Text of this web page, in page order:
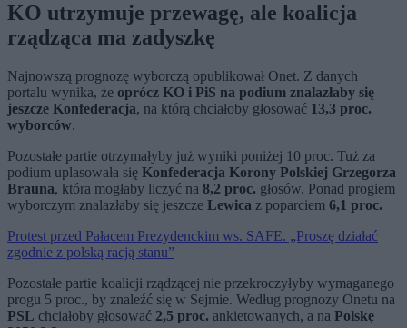
KO utrzymuje przewagę, ale koalicja
rządząca ma zadyszkę
Najnowszą prognozę wyborczą opublikował Onet. Z danych
portalu wynika, że oprócz KO i PiS na podium znalazłaby się
jeszcze Konfederacja, na którą chciałoby głosować 13,3 proc.
wyborców.
Pozostałe partie otrzymałyby już wyniki poniżej 10 proc. Tuż za
podium uplasowała się Konfederacja Korony Polskiej Grzegorza
Brauna, która mogłaby liczyć na 8,2 proc. głosów. Ponad progiem
wyborczym znalazłaby się jeszcze Lewica z poparciem 6,1 proc.
Protest przed Pałacem Prezydenckim ws. SAFE. „Proszę działać
zgodnie z polską racją stanu”
Pozostałe partie koalicji rządzącej nie przekroczyłyby wymaganego
progu 5 proc., by znaleźć się w Sejmie. Według prognozy Onetu na
PSL chciałoby głosować 2,5 proc. ankietowanych, a na Polskę